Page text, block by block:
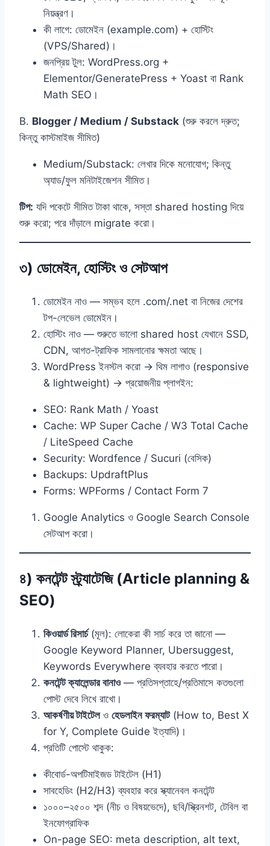
নিয়ন্ত্রণ।
কী লাগে: ডোমেইন (example.com) + হোস্টিং
(VPS/Shared)।
জনপ্রিয় টুল: WordPress.org +
Elementor/GeneratePress + Yoast বা Rank
Math SEO।
B. Blogger / Medium / Substack (শুরু করলে দ্রুত;
কিন্তু কাস্টমাইজ সীমিত)
Medium/Substack: লেখার দিকে মনোযোগ; কিন্তু
অ্যাড/ফুল মনিটাইজেশন সীমিত।
টিপ: যদি পকেটে সীমিত টাকা থাকে, সস্তা shared hosting দিয়ে
শুরু করো; পরে দাঁড়ালে migrate করো।
৩) ডোমেইন, হোস্টিং ও সেটআপ
ডোমেইন নাও — সম্ভব হলে .com/.net বা নিজের দেশের
টপ-লেভেল ডোমেইন।
হোস্টিং নাও — শুরুতে ভালো shared host যেখানে SSD,
CDN, আগত-ট্রাফিক সামলানোর ক্ষমতা আছে।
WordPress ইনস্টল করো → থিম লাগাও (responsive
& lightweight) → প্রয়োজনীয় প্লাগইন:
SEO: Rank Math / Yoast
Cache: WP Super Cache / W3 Total Cache
/ LiteSpeed Cache
Security: Wordfence / Sucuri (বেসিক)
Backups: UpdraftPlus
Forms: WPForms / Contact Form 7
Google Analytics ও Google Search Console
সেটআপ করো।
৪) কনটেন্ট স্ট্র্যাটেজি (Article planning &
SEO)
কিওয়ার্ড রিসার্চ(মূল): লোকেরা কী সার্চ করে তা জানো —
Google Keyword Planner, Ubersuggest,
Keywords Everywhere ব্যবহার করতে পারো।
কনটেন্ট ক্যালেন্ডার বানাও— প্রতিসপ্তাহে/প্রতিমাসে কতগুলো
পোস্ট দেবে লিখে রাখো।
আকর্ষণীয় টাইটেলও হেডলাইন ফরম্যাট(How to, Best X
for Y, Complete Guide ইত্যাদি)।
প্রতিটি পোস্টে থাকুক:
কীবোর্ড-অপটিমাইজড টাইটেল (H1)
সাবহেডিং (H2/H3) ব্যবহার করে স্ক্যানেবল কনটেন্ট
১০০০–২৫০০ শব্দ (নীচ ও বিষয়ভেদে), ছবি/স্ক্রিনশট, টেবিল বা
ইনফোগ্রাফিক
On-page SEO: meta description, alt text,